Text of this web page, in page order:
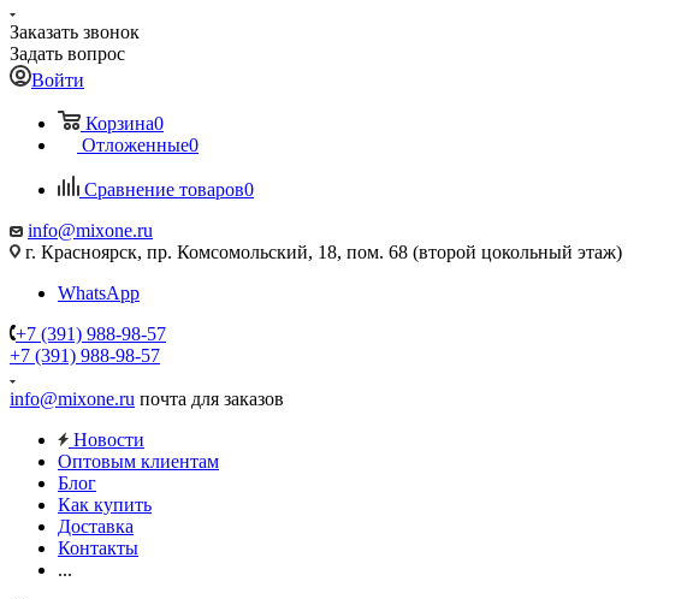
Заказать звонок
Задать вопрос
Войти
Корзина0
Отложенные0
Сравнение товаров0
info@mixone.ru
г. Красноярск, пр. Комсомольский, 18, пом. 68 (второй цокольный этаж)
WhatsApp
+7 (391) 988-98-57
+7 (391) 988-98-57
info@mixone.ru почта для заказов
Новости
Оптовым клиентам
Блог
Как купить
Доставка
Контакты
...